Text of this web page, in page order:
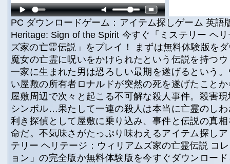
PC ダウンロードゲーム：アイテム探しゲーム 英語
Heritage: Sign of the Spirit 今すぐ「ミステリー ヘ
ズ家の亡霊伝説」をプレイ！ まずは無料体験版を
魔女の亡霊に呪いをかけられたという伝説を持つ
一家に生まれた男は恐ろしい最期を遂げるという
い屋敷の所有者ロナルドが突然の死を遂げたこと
屋敷周辺で次々と起こる不可解な殺人事件。殺害
シンボル…果たして一連の殺人は本当に亡霊のし
利き探偵として屋敷に乗り込み、事件と伝説の真
命だ。不気味さがたっぷり味わえるアイテム探し
テリー ヘリテージ：ウィリアムズ家の亡霊伝説 コ
ョン」の完全版か無料体験版を今すぐダウンロー